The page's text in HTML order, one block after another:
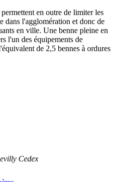
en outre de limiter les
dans l'agglomération et donc de
en ville. Une benne pleine en
l'un des équipements de
de 2,5 bennes à ordures
Cedex